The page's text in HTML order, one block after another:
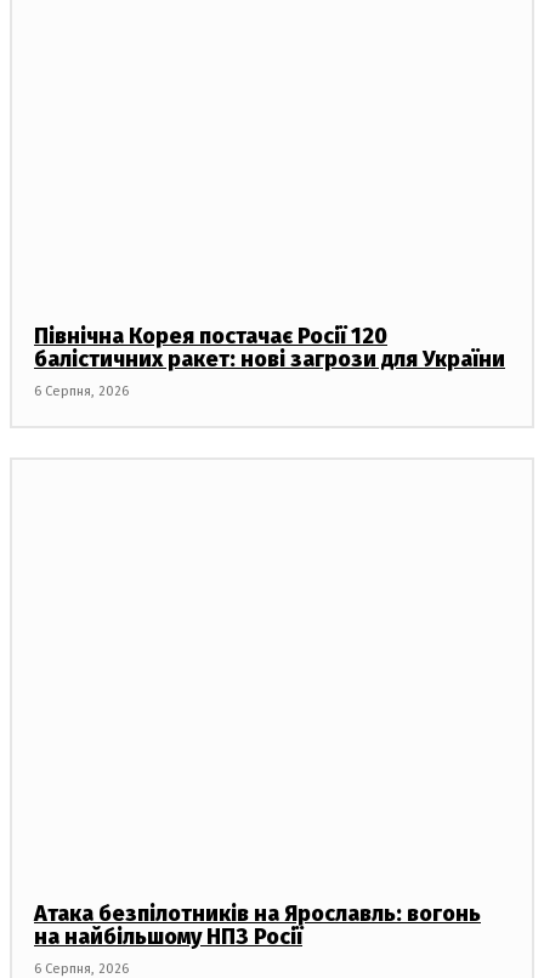
Північна Корея постачає Росії 120
балістичних ракет: нові загрози для України
6 Серпня, 2026
Атака безпілотників на Ярославль: вогонь
на найбільшому НПЗ Росії
6 Серпня, 2026